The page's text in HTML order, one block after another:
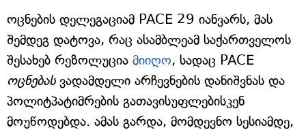
ოცნების დელეგაციამ PACE 29 იანვარს, მას
შემდეგ დატოვა, რაც ასამბლეამ საქართველოს
შესახებ რეზოლუცია მიიღო, სადაც PACE
ოცნებასვადამდელი არჩევნების დანიშვნას და
პოლიტპატიმრების გათავისუფლებისკენ
მოუწოდებდა. ამას გარდა, მომდევნო სესიამდე,